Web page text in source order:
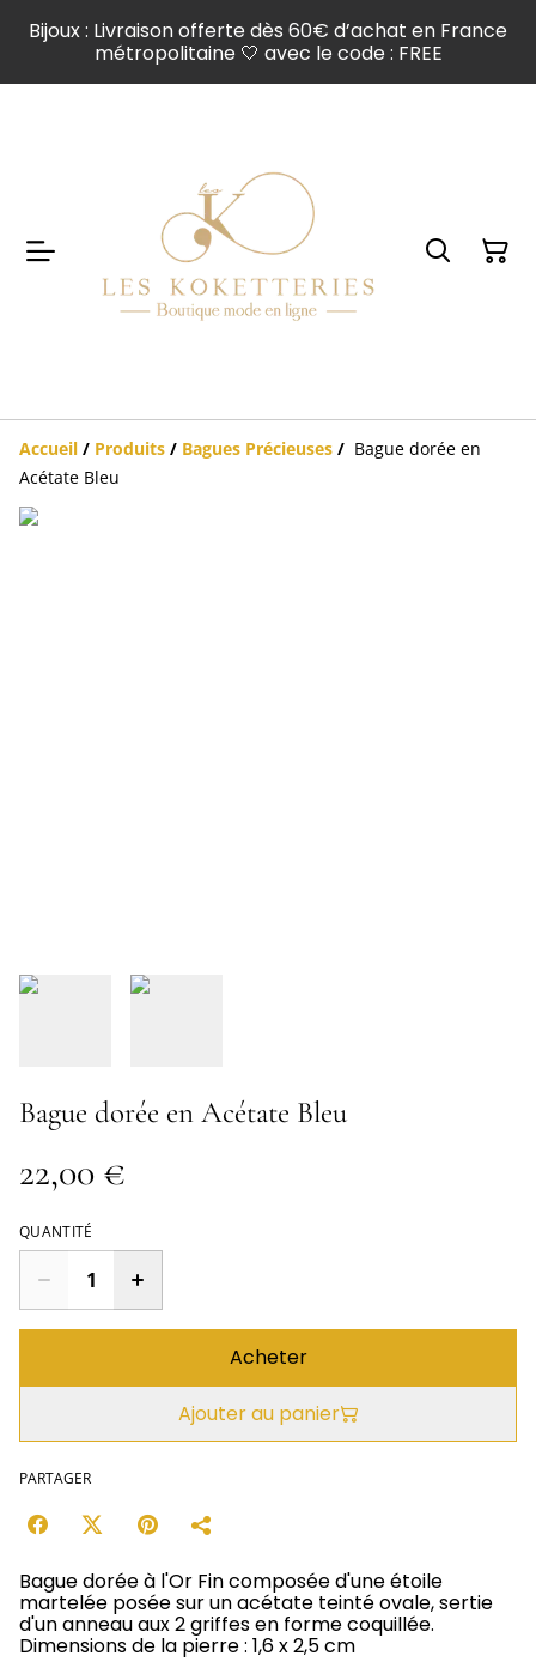
Bijoux : Livraison offerte dès 60€ d’achat en France
métropolitaine 🤍 avec le code : FREE
Accueil / Produits / Bagues Précieuses / Bague dorée en
Acétate Bleu
Bague dorée en Acétate Bleu
22,00 €
QUANTITÉ
Acheter
Ajouter au panier
PARTAGER
Bague dorée à l'Or Fin composée d'une étoile
martelée posée sur un acétate teinté ovale, sertie
d'un anneau aux 2 griffes en forme coquillée.
Dimensions de la pierre : 1,6 x 2,5 cm